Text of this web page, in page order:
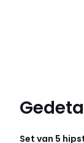
Set van 5